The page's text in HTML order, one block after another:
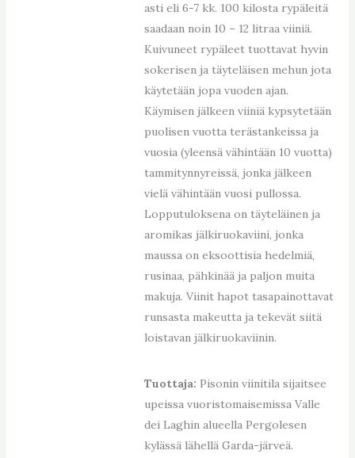
asti eli 6-7 kk. 100 kilosta rypäleitä
saadaan noin 10 – 12 litraa viiniä.
Kuivuneet rypäleet tuottavat hyvin
sokerisen ja täyteläisen mehun jota
käytetään jopa vuoden ajan.
Käymisen jälkeen viiniä kypsytetään
puolisen vuotta terästankeissa ja
vuosia (yleensä vähintään 10 vuotta)
tammitynnyreissä, jonka jälkeen
vielä vähintään vuosi pullossa.
Lopputuloksena on täyteläinen ja
aromikas jälkiruokaviini, jonka
maussa on eksoottisia hedelmiä,
rusinaa, pähkinää ja paljon muita
makuja. Viinit hapot tasapainottavat
runsasta makeutta ja tekevät siitä
loistavan jälkiruokaviinin.
Tuottaja: Pisonin viinitila sijaitsee
upeissa vuoristomaisemissa Valle
dei Laghin alueella Pergolesen
kylässä lähellä Garda-järveä.